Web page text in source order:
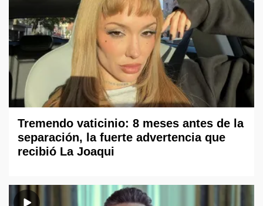
Tremendo vaticinio: 8 meses antes de la
separación, la fuerte advertencia que
recibió La Joaqui